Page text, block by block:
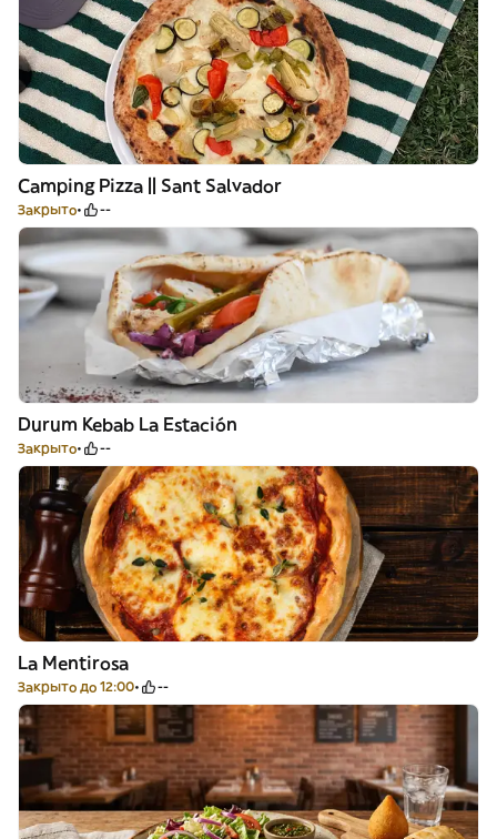
Camping Pizza || Sant Salvador
Закрыто --
Durum Kebab La Estación
Закрыто --
La Mentirosa
Закрыто до 12:00 --